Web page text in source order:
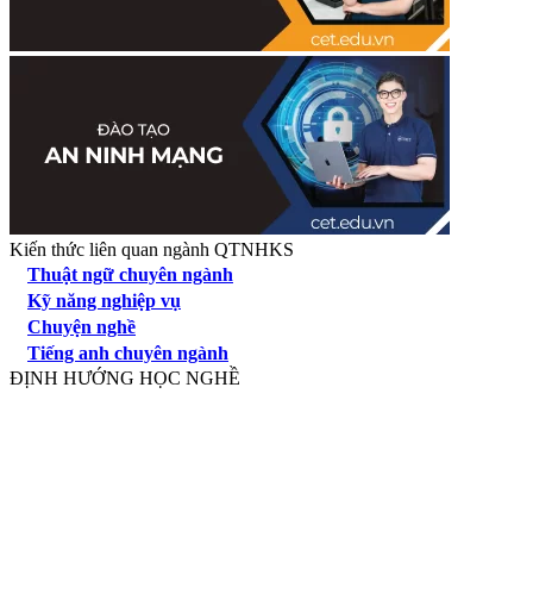
Kiến thức liên quan ngành QTNHKS
Thuật ngữ chuyên ngành
Kỹ năng nghiệp vụ
Chuyện nghề
Tiếng anh chuyên ngành
ĐỊNH HƯỚNG HỌC NGHỀ